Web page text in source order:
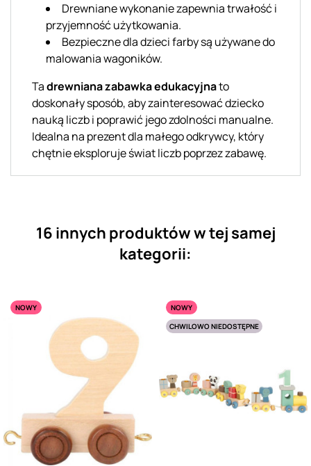
Drewniane wykonanie zapewnia trwałość i
przyjemność użytkowania.
Bezpieczne dla dzieci farby są używane do
malowania wagoników.
Tadrewniana zabawka edukacyjnato
doskonały sposób, aby zainteresować dziecko
nauką liczb i poprawić jego zdolności manualne.
Idealna na prezent dla małego odkrywcy, który
chętnie eksploruje świat liczb poprzez zabawę.
16 innych produktów w tej samej
kategorii:
NOWY
NOWY
CHWILOWO NIEDOSTĘPNE